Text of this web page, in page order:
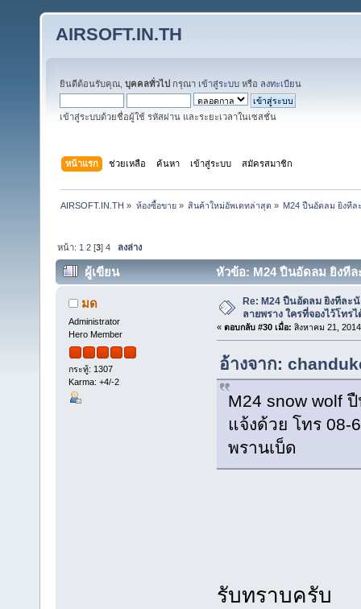
AIRSOFT.IN.TH
ยินดีต้อนรับคุณ, บุคคลทั่วไป กรุณา เข้าสู่ระบบ หรือ ลงทะเบียน
เข้าสู่ระบบด้วยชื่อผู้ใช้ รหัสผ่าน และระยะเวลาในเซสชั่น
หน้าแรก ช่วยเหลือ ค้นหา เข้าสู่ระบบ สมัครสมาชิก
AIRSOFT.IN.TH » ห้องซื้อขาย» สินค้าใหม่อัพเดทล่าสุด » M24 ปืนอัดลม ยิงทีล
หน้า: 1 2 [3]4 ลงล่าง
ผู้เขียน
หัวข้อ: M24 ปืนอัดลม ยิงทีล
183496 ครั้ง)
มด
Administrator
Hero Member
กระทู้: 1307
Karma: +4/-2
Re: M24 ปืนอัดลม ยิงทีละ
ลายพราง ใครที่จองไว้โทร
« ตอบกลับ #30 เมื่อ: สิงหาคม 21,
อ้างจาก:
M24 snow wolf
แจ้งด้วย โทร 08-
พรานเบ็ด
รับทราบครับ